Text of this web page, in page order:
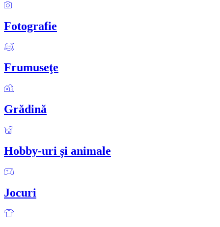
Fotografie
Frumuseţe
Grădină
Hobby-uri și animale
Jocuri